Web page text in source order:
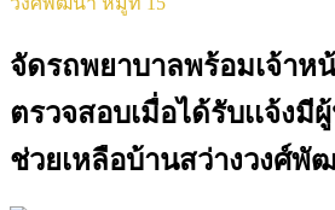
จัดรถพยาบาลพร้อมเจ้าห
ตรวจสอบเมื่อได้รับเเจ้งมี
ช่วยเหลือบ้านสว่างวงศ์พั